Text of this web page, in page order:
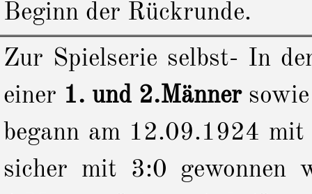
Beginn der Rückrunde.
Zur Spielserie selbst- In
einer 1. und 2.Männer
begann am 12.09.1924 mit
sicher mit 3:0 gewonnen